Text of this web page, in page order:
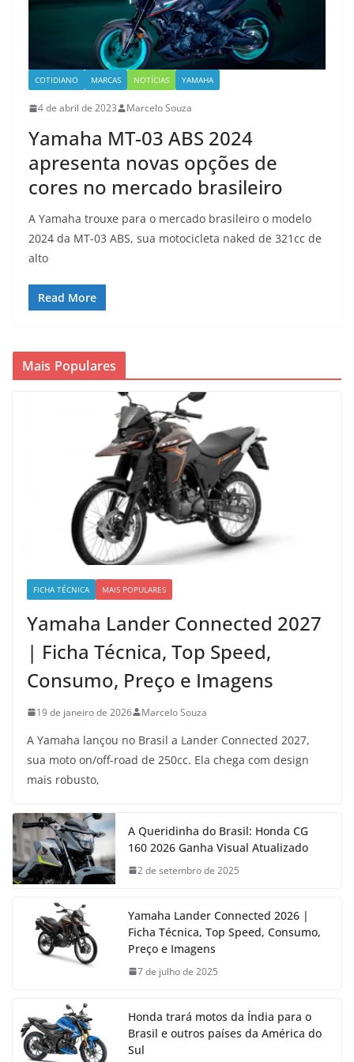
COTIDIANO MARCAS NOTÍCIAS YAMAHA
4 de abril de 2023 Marcelo Souza
Yamaha MT-03 ABS 2024
apresenta novas opções de
cores no mercado brasileiro
A Yamaha trouxe para o mercado brasileiro o modelo
2024 da MT-03 ABS, sua motocicleta naked de 321cc de
alto
Read More
Mais Populares
FICHA TÉCNICA MAIS POPULARES
Yamaha Lander Connected 2027
| Ficha Técnica, Top Speed,
Consumo, Preço e Imagens
19 de janeiro de 2026 Marcelo Souza
A Yamaha lançou no Brasil a Lander Connected 2027,
sua moto on/off-road de 250cc. Ela chega com design
mais robusto,
A Queridinha do Brasil: Honda CG
160 2026 Ganha Visual Atualizado
2 de setembro de 2025
Yamaha Lander Connected 2026 |
Ficha Técnica, Top Speed, Consumo,
Preço e Imagens
7 de julho de 2025
Honda trará motos da Índia para o
Brasil e outros países da América do
Sul